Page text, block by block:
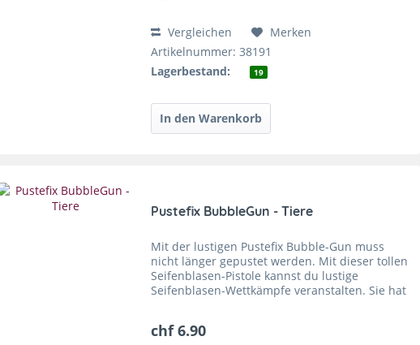
Vergleichen
Merken
Artikelnummer: 38191
Lagerbestand:
19
Pustefix BubbleGun - Tiere
Mit der lustigen Pustefix Bubble-Gun muss
nicht länger gepustet werden. Mit dieser tollen
Seifenblasen-Pistole kannst du lustige
Seifenblasen-Wettkämpfe veranstalten. Sie hat
chf 6.90